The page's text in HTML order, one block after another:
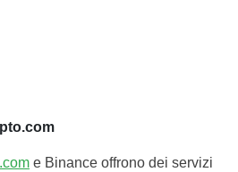
e Binance offrono dei servizi